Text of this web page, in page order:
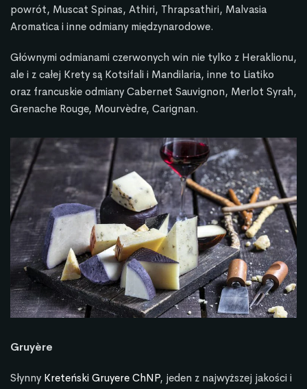
powrót, Muscat Spinas, Athiri, Thrapsathiri, Malvasia
Aromatica i inne odmiany międzynarodowe.
Głównymi odmianami czerwonych win nie tylko z Heraklionu,
ale i z całej Krety są Kotsifali i Mandilaria, inne to Liatiko
oraz francuskie odmiany Cabernet Sauvignon, Merlot Syrah,
Grenache Rouge, Mourvèdre, Carignan.
Gruyère
Słynny Kreteński Gruyere ChNP, jeden z najwyższej jakości i